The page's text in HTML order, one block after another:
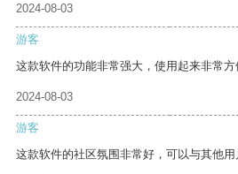
2024-08-03
游客
这款软件的功能非常强大，使用起来非常方
2024-08-03
游客
这款软件的社区氛围非常好，可以与其他用